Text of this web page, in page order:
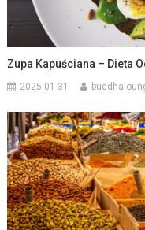
Zupa Kapuściana – Dieta
2025-01-31